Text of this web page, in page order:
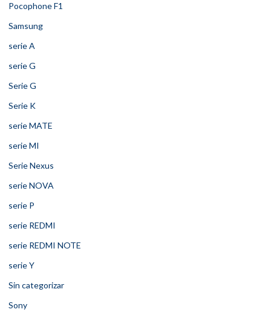
Pocophone F1
Samsung
serie A
serie G
Serie G
Serie K
serie MATE
serie MI
Serie Nexus
serie NOVA
serie P
serie REDMI
serie REDMI NOTE
serie Y
Sin categorizar
Sony